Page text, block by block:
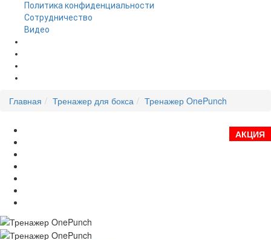
Политика конфиденциальности
Сотрудничество
Видео
Главная Тренажер для бокса Тренажер OnePunch
АКЦИЯ